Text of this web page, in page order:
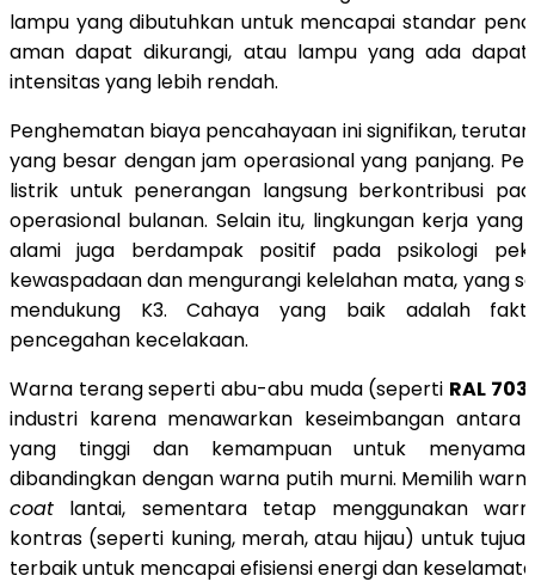
lampu yang dibutuhkan untuk mencapai standar
aman dapat dikurangi, atau lampu yang ada dapat
intensitas yang lebih rendah.
Penghematan biaya pencahayaan ini signifikan,
yang besar dengan jam operasional yang panjang.
listrik untuk penerangan langsung berkontribusi
operasional bulanan. Selain itu, lingkungan kerja
alami juga berdampak positif pada psikologi
kewaspadaan dan mengurangi kelelahan mata, yang
mendukung K3. Cahaya yang baik adalah
pencegahan kecelakaan.
Warna terang seperti abu-abu muda (seperti RAL
industri karena menawarkan keseimbangan antara
yang tinggi dan kemampuan untuk
dibandingkan dengan warna putih murni. Memilih
coat lantai, sementara tetap menggunakan
kontras (seperti kuning, merah, atau hijau) untuk
terbaik untuk mencapai efisiensi energi dan